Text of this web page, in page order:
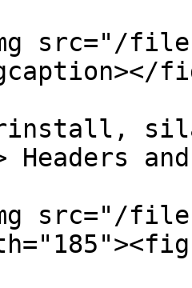
src="/files/
Headers
src="/files/